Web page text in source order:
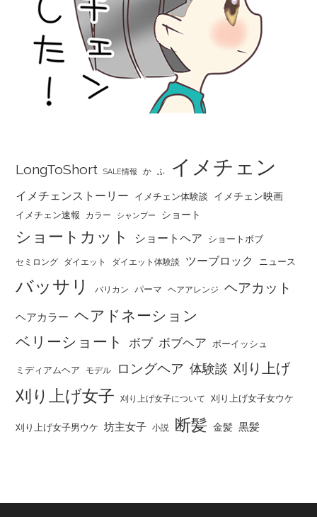
LongToShort SALE情報 か ふ イメチェン
イメチェンストーリー イメチェン体験談 イメチェン映画
イメチェン速報 カラー シャンプー ショート
ショートカット ショートヘア ショートボブ
セミロング ダイエット ダイエット体験談 ツーブロック ニュース
バッサリ バリカン パーマ ヘアアレンジ ヘアカット
ヘアカラー ヘアドネーション
ベリーショート
ボブ ボブヘア ボーイッシュ
ミディアムヘア モデル ロングヘア 体験談 刈り上げ
刈り上げ女子 刈り上げ女子について 刈り上げ女子女ウケ
刈り上げ女子男ウケ 坊主女子 小説 断髪 金髪 黒髪